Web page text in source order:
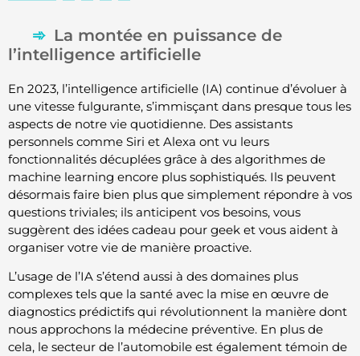
La montée en puissance de
l’intelligence artificielle
En 2023, l’intelligence artificielle (IA) continue d’évoluer à
une vitesse fulgurante, s’immisçant dans presque tous les
aspects de notre vie quotidienne. Des assistants
personnels comme Siri et Alexa ont vu leurs
fonctionnalités décuplées grâce à des algorithmes de
machine learning encore plus sophistiqués. Ils peuvent
désormais faire bien plus que simplement répondre à vos
questions triviales; ils anticipent vos besoins, vous
suggèrent des idées cadeau pour geek et vous aident à
organiser votre vie de manière proactive.
L’usage de l’IA s’étend aussi à des domaines plus
complexes tels que la santé avec la mise en œuvre de
diagnostics prédictifs qui révolutionnent la manière dont
nous approchons la médecine préventive. En plus de
cela, le secteur de l’automobile est également témoin de